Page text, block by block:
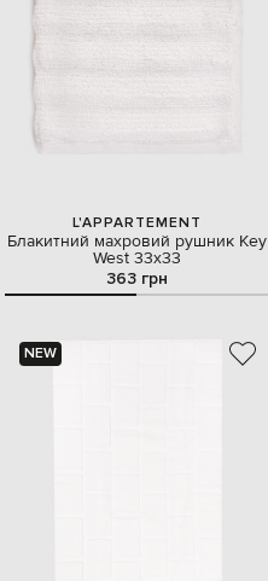
L'APPARTEMENT
Блакитний махровий рушник Key
West 33х33
363 грн
NEW